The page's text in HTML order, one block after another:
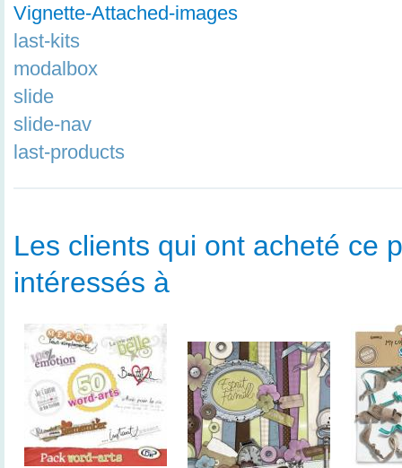
Vignette-Attached-images
last-kits
modalbox
slide
slide-nav
last-products
Les clients qui ont acheté ce
intéressés à